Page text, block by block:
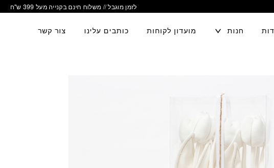
לזמן מוגבל // משלוח חינם בקנייה מעל 399 ש"ח
חנות TOGGLE
CHILD מועדון לקוחות כותבים עלינו צור קשר